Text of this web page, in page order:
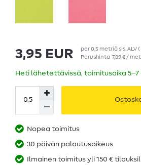
3,95 EUR per0,5 metriäsis. ALV(
Perushinta 7,89 € /
Heti lähetettävissä, toimitusaika 5–7
Nopea toimitus
30 päivän palautusoikeus
Ilmainen toimitus yli 150 €